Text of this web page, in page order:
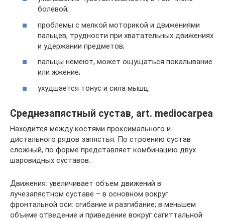
болевой;
проблемы с мелкой моторикой и движениями
пальцев, трудности при хватательных движениях
и удержании предметов;
пальцы немеют, может ощущаться покалывание
или жжение;
ухудшается тонус и сила мышц.
Среднезапястный сустав, art. mediocarpea
Находится между костями проксимального и
дистального рядов запястья. По строению сустав
сложный, по форме представляет комбинацию двух
шаровидных суставов.
Движения: увеличивает объем движений в
лучезапястном суставе – в основном вокруг
фронтальной оси: сгибание и разгибание; в меньшем
объеме отведение и приведение вокруг сагиттальной